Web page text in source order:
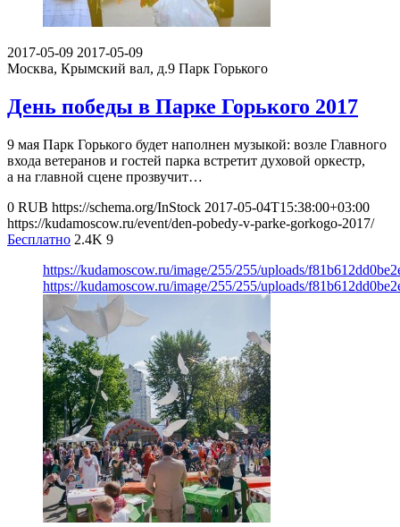
2017-05-09 2017-05-09
Москва, Крымский вал, д.9 Парк Горького
День победы в Парке Горького 2017
9 мая Парк Горького будет наполнен музыкой: возле Главного
входа ветеранов и гостей парка встретит духовой оркестр,
а на главной сцене прозвучит…
0 RUB https://schema.org/InStock 2017-05-04T15:38:00+03:00
https://kudamoscow.ru/event/den-pobedy-v-parke-gorkogo-2017/
Бесплатно 2.4K 9
https://kudamoscow.ru/image/255/255/uploads/
https://kudamoscow.ru/image/255/255/uploads/